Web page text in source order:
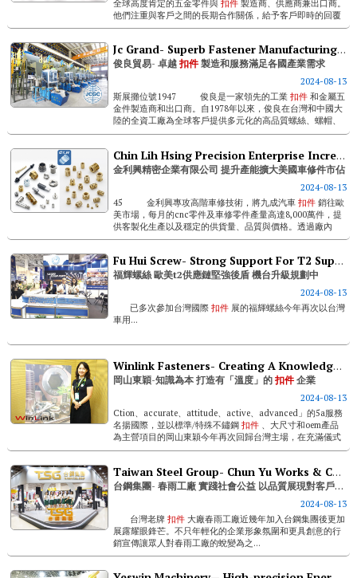
全球高度肯定的五金零件與 扣件製造商、供應商兼出口商。
他們注重與客戶之間的長期合作關係，給予客戶即時的回覆
與處理，秉持著與客戶共同解決並給予完善負責的...
Jc Grand- Superb Fastener Manufacturing & Service Meet Global Industry Demands
俊良貿易- 卓越扣件製造和服務滿足各國產業需求
2024-08-13
斯展攤位號1947 俊良是一家領先的工業 扣件和金屬五
金件製造商和出口商。自1978年以來，俊良在台灣和中國大
陸的全資工廠為全球客戶提供多元化的高品質螺絲、螺帽、
螺栓...
Chin Lih Hsing Precision Enterprise Increases Production Capacity To Expand U.s. Auto Repair Parts Market Share
金利興精密企業有限公司 提升產能擴大美國車修件市佔
2024-08-13
45 金利興專攻高階車修技術，將九成汽車 扣件銷往歐
美市場，每月的cnc零件及車修零件產量高達8,000萬件，提
供客製化生產以及穩定的供貨量、品質與價格。透過廠內
20...
Fu Hui Screw- Strong Support For T2 Supply Chains In Europe And The U.s., With Machine Upgrades In The Pipeline
福輝螺絲 歐美t2供應鏈堅強後盾 機台升級規劃中
2024-08-13
已多次參加台灣國際 扣件 展的福輝螺絲今年再次以台灣
車用...
Winlink Fasteners- Creating A Knowledge-based “client-centric” Fastener Enterprise
岡山東穎-知識為本 打造有「溫度」的扣件企業
2024-08-13
Ction、accurate、attitude、active、advanced」的5a服務
名揚國際，並以標準/特殊不鏽鋼 扣件 、大尺寸和oem產品
為主營項目的岡山東穎今年再次回歸台灣主場，在充滿儀式
感的台灣國際...
Taiwan Steel Group- Chun Yu Works & Co., Ltd. Realizing Social Welfare And Demonstrating Commitment To Customers Through Quality
台鋼集團- 春雨工廠 實踐社會公益 以品質展現對客戶承諾
2024-08-13
台灣老牌 扣件大廠春雨工廠近幾年加入台鋼集團後更加
展露耀眼鋒芒。不只年輕化的企業形象氛圍和更具創意的行
銷宣傳讓眾人對春雨工廠的蛻變為之...